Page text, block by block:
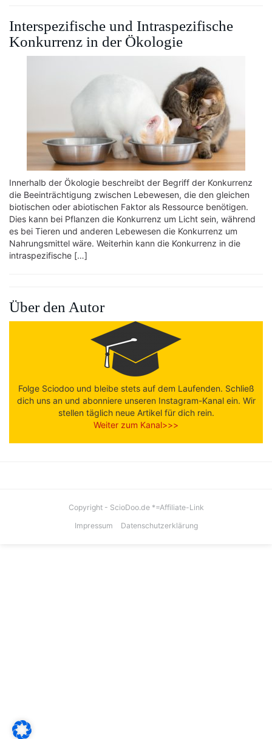
Interspezifische und Intraspezifische
Konkurrenz in der Ökologie
Innerhalb der Ökologie beschreibt der Begriff der Konkurrenz
die Beeinträchtigung zwischen Lebewesen, die den gleichen
biotischen oder abiotischen Faktor als Ressource benötigen.
Dies kann bei Pflanzen die Konkurrenz um Licht sein, während
es bei Tieren und anderen Lebewesen die Konkurrenz um
Nahrungsmittel wäre. Weiterhin kann die Konkurrenz in die
intraspezifische […]
Über den Autor
Folge Sciodoo und bleibe stets auf dem Laufenden. Schließ
dich uns an und abonniere unseren Instagram-Kanal ein. Wir
stellen täglich neue Artikel für dich rein.
Weiter zum Kanal>>>
Copyright - ScioDoo.de *=Affiliate-Link
Impressum
Datenschutzerklärung